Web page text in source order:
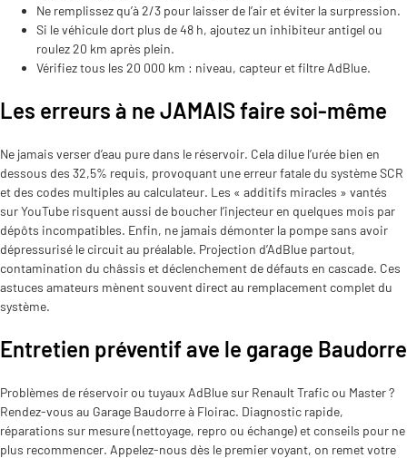
Ne remplissez qu’à 2/3 pour laisser de l’air et éviter la surpression.
Si le véhicule dort plus de 48 h, ajoutez un inhibiteur antigel ou
roulez 20 km après plein.
Vérifiez tous les 20 000 km : niveau, capteur et filtre AdBlue.
Les erreurs à ne JAMAIS faire soi-même
Ne jamais verser d’eau pure dans le réservoir. Cela dilue l’urée bien en
dessous des 32,5% requis, provoquant une erreur fatale du système SCR
et des codes multiples au calculateur. Les « additifs miracles » vantés
sur YouTube risquent aussi de boucher l’injecteur en quelques mois par
dépôts incompatibles. Enfin, ne jamais démonter la pompe sans avoir
dépressurisé le circuit au préalable. Projection d’AdBlue partout,
contamination du châssis et déclenchement de défauts en cascade. Ces
astuces amateurs mènent souvent direct au remplacement complet du
système.
Entretien préventif ave le garage Baudorre
Problèmes de réservoir ou tuyaux AdBlue sur Renault Trafic ou Master ?
Rendez-vous au Garage Baudorre à Floirac. Diagnostic rapide,
réparations sur mesure (nettoyage, repro ou échange) et conseils pour ne
plus recommencer. Appelez-nous dès le premier voyant, on remet votre